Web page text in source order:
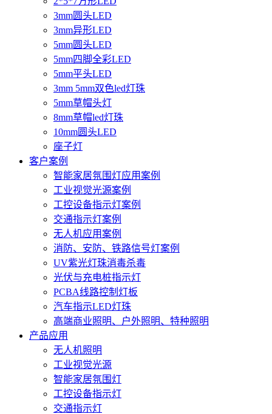
3mm圆头LED
3mm异形LED
5mm圆头LED
5mm四脚全彩LED
5mm平头LED
3mm 5mm双色led灯珠
5mm草帽头灯
8mm草帽led灯珠
10mm圆头LED
座子灯
客户案例
智能家居氛围灯应用案例
工业视觉光源案例
工控设备指示灯案例
交通指示灯案例
无人机应用案例
消防、安防、铁路信号灯案例
UV紫光灯珠消毒杀毒
光伏与充电桩指示灯
PCBA线路控制灯板
汽车指示LED灯珠
高端商业照明、户外照明、特种照明
产品应用
无人机照明
工业视觉光源
智能家居氛围灯
工控设备指示灯
交通指示灯